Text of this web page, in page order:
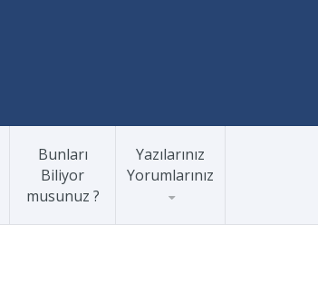
Bunları
Biliyor
musunuz ?
Yazılarınız
Yorumlarınız